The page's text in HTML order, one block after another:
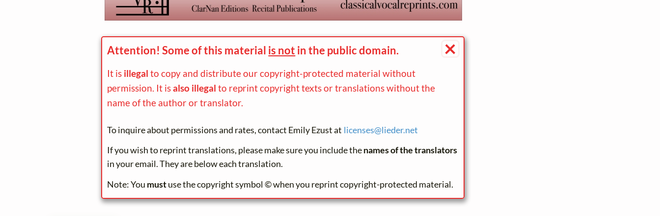
×
Attention! Some of this material is not in the public domain.
It is illegal to copy and distribute our copyright-protected material without
permission. It isalso illegal to reprint copyright texts or translations without the
name of the author or translator.
To inquire about permissions and rates, contact Emily Ezust at licenses@lieder.net
If you wish to reprint translations, please make sure you include thenames of the translators
in your email. They are below each translation.
Note: You mustuse the copyright symbol © when you reprint copyright-protected material.